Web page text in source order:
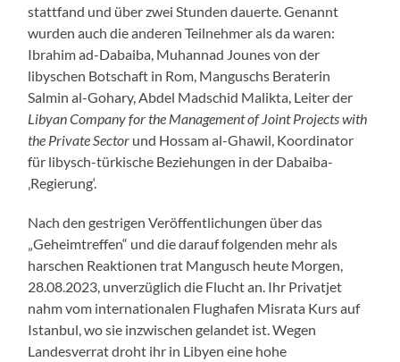
stattfand und über zwei Stunden dauerte. Genannt
wurden auch die anderen Teilnehmer als da waren:
Ibrahim ad-Dabaiba, Muhannad Jounes von der
libyschen Botschaft in Rom, Manguschs Beraterin
Salmin al-Gohary, Abdel Madschid Malikta, Leiter der
Libyan Company for the Management of Joint Projects with
the Private Sector und Hossam al-Ghawil, Koordinator
für libysch-türkische Beziehungen in der Dabaiba-
‚Regierung‘.
Nach den gestrigen Veröffentlichungen über das
„Geheimtreffen“ und die darauf folgenden mehr als
harschen Reaktionen trat Mangusch heute Morgen,
28.08.2023, unverzüglich die Flucht an. Ihr Privatjet
nahm vom internationalen Flughafen Misrata Kurs auf
Istanbul, wo sie inzwischen gelandet ist. Wegen
Landesverrat droht ihr in Libyen eine hohe